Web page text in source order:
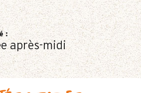
:
après-midi